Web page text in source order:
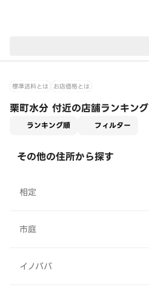
標準送料とは お店価格とは
栗町水分 付近の店舗ランキング
ランキング順 フィルター
その他の住所から探す
相定
市庭
イノババ